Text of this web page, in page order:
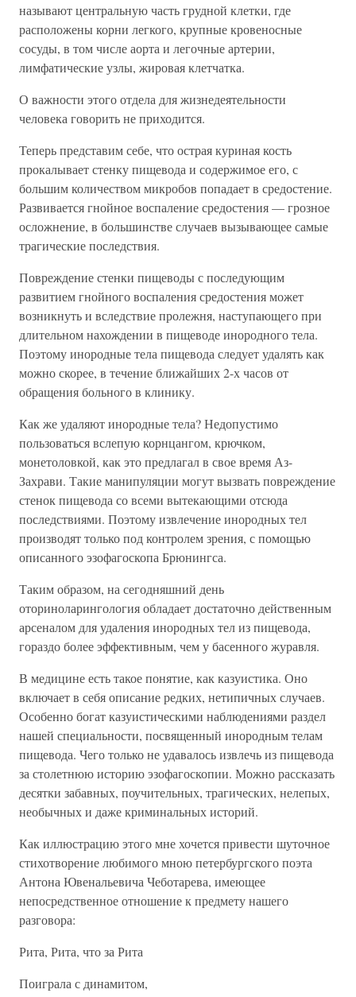
называют центральную часть грудной клетки, где
расположены корни легкого, крупные кровеносные
сосуды, в том числе аорта и легочные артерии,
лимфатические узлы, жировая клетчатка.
О важности этого отдела для жизнедеятельности
человека говорить не приходится.
Теперь представим себе, что острая куриная кость
прокалывает стенку пищевода и содержимое его, с
большим количеством микробов попадает в средостение.
Развивается гнойное воспаление средостения — грозное
осложнение, в большинстве случаев вызывающее самые
трагические последствия.
Повреждение стенки пищеводы с последующим
развитием гнойного воспаления средостения может
возникнуть и вследствие пролежня, наступающего при
длительном нахождении в пищеводе инородного тела.
Поэтому инородные тела пищевода следует удалять как
можно скорее, в течение ближайших 2-х часов от
обращения больного в клинику.
Как же удаляют инородные тела? Недопустимо
пользоваться вслепую корнцангом, крючком,
монетоловкой, как это предлагал в свое время Аз-
Захрави. Такие манипуляции могут вызвать повреждение
стенок пищевода со всеми вытекающими отсюда
последствиями. Поэтому извлечение инородных тел
производят только под контролем зрения, с помощью
описанного эзофагоскопа Брюнингса.
Таким образом, на сегодняшний день
оториноларингология обладает достаточно действенным
арсеналом для удаления инородных тел из пищевода,
гораздо более эффективным, чем у басенного журавля.
В медицине есть такое понятие, как казуистика. Оно
включает в себя описание редких, нетипичных случаев.
Особенно богат казуистическими наблюдениями раздел
нашей специальности, посвященный инородным телам
пищевода. Чего только не удавалось извлечь из пищевода
за столетнюю историю эзофагоскопии. Можно рассказать
десятки забавных, поучительных, трагических, нелепых,
необычных и даже криминальных историй.
Как иллюстрацию этого мне хочется привести шуточное
стихотворение любимого мною петербургского поэта
Антона Ювенальевича Чеботарева, имеющее
непосредственное отношение к предмету нашего
разговора:
Рита, Рита, что за Рита
Поиграла с динамитом,